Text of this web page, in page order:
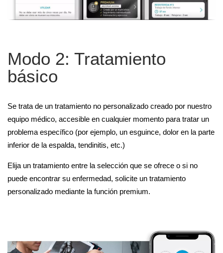
Modo 2: Tratamiento
básico
Se trata de un tratamiento no personalizado creado por nuestro
equipo médico, accesible en cualquier momento para tratar un
problema específico (por ejemplo, un esguince, dolor en la parte
inferior de la espalda, tendinitis, etc.)
Elija un tratamiento entre la selección que se ofrece o si no
puede encontrar su enfermedad, solicite un tratamiento
personalizado mediante la función premium.